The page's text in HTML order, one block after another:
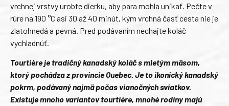
vrchnej vrstvy urobte dierku, aby para mohla unikať. Pečte v
rúre na 190 °C asi 30 až 40 minút, kým vrchná časť cesta nie je
zlatohnedá a pevná. Pred podávaním nechajte koláč
vychladnúť.
Tourtière je tradičný kanadský koláč s mletým mäsom,
ktorý pochádza z provincie Quebec. Je to ikonický kanadský
pokrm, podávaný najmä počas vianočných sviatkov.
Existuje mnoho variantov tourtière, mnohé rodiny majú